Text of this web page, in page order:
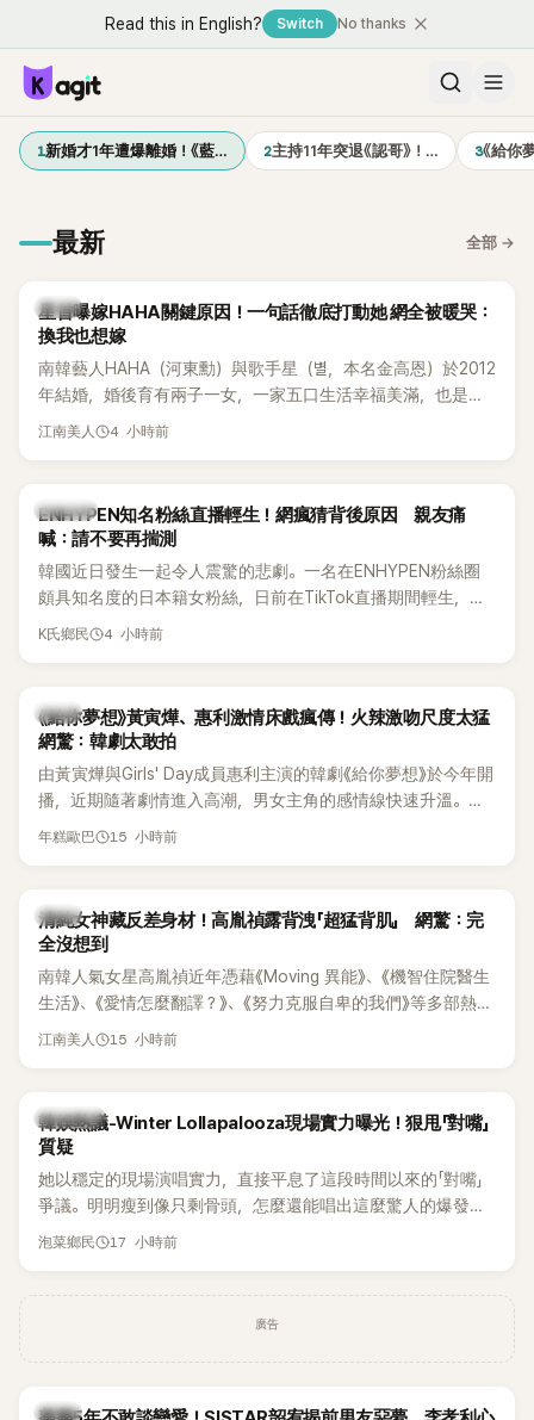
Read this in English? Switch No thanks
1新婚才1年遭爆離婚！《藍… 2主持11年突退《認哥》！… 3《給你
最新 全部 →
韓星
星首曝嫁HAHA關鍵原因！一句話徹底打動她 網全被暖哭：
換我也想嫁
南韓藝人HAHA（河東勳）與歌手星（별，本名金高恩）於2012
年結婚，婚後育有兩子一女，一家五口生活幸福美滿，也是韓
國演藝圈公認的模範夫妻。近日，星首度公開當年決定嫁給
江南美人 4 小時前
K-POP
ENHYPEN知名粉絲直播輕生！網瘋猜背後原因 親友痛
喊：請不要再揣測
韓國近日發生一起令人震驚的悲劇。一名在ENHYPEN粉絲圈
頗具知名度的日本籍女粉絲，日前在TikTok直播期間輕生，最
終不幸身亡，消息曝光後震驚韓網，也讓不少粉絲湧入社群平
K氏鄉民 4 小時前
韓劇
《給你夢想》黃寅燁、惠利激情床戲瘋傳！火辣激吻尺度太猛
網驚：韓劇太敢拍
由黃寅燁與Girls' Day成員惠利主演的韓劇《給你夢想》於今年開
播，近期隨著劇情進入高潮，男女主角的感情線快速升溫。最
新播出的第8集不僅上演火辣吻戲，更接連出現床戲橋段，讓
年糕歐巴 15 小時前
韓星
清純女神藏反差身材！高胤禎露背洩「超猛背肌」 網驚：完
全沒想到
南韓人氣女星高胤禎近年憑藉《Moving 異能》、《機智住院醫生
生活》、《愛情怎麼翻譯？》、《努力克服自卑的我們》等多部熱門
作品，躍升為韓劇新一代女神代表，不僅演技備受肯定，精緻
細身材下的超狂背肌與肩膀線條，反差感十足，讓不少網友看
傻直呼：「原來她身材這麼猛！」
江南美人 15 小時前
熱議討論
韓娛熱議-Winter Lollapalooza現場實力曝光！狠甩「對嘴」
質疑
她以穩定的現場演唱實力，直接平息了這段時間以來的「對嘴」
爭議。明明瘦到像只剩骨頭，怎麼還能唱出這麼驚人的爆發力
和音量？
泡菜鄉民 17 小時前
廣告
韓星